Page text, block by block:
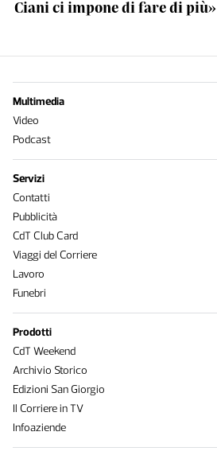
Ciani ci impone di fare di più»
Multimedia
Video
Podcast
Servizi
Contatti
Pubblicità
CdT Club Card
Viaggi del Corriere
Lavoro
Funebri
Prodotti
CdT Weekend
Archivio Storico
Edizioni San Giorgio
Il Corriere in TV
Infoaziende